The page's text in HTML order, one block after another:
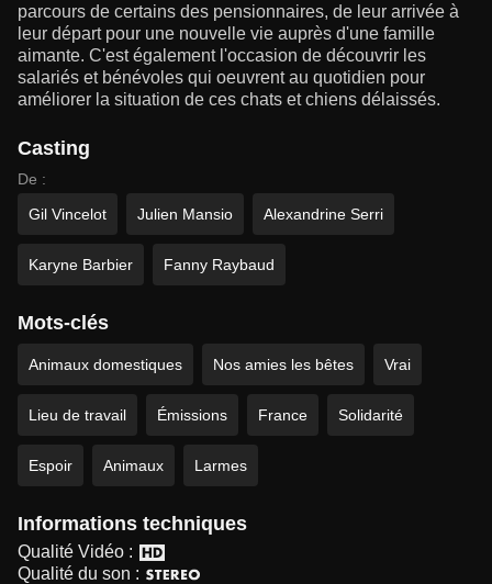
parcours de certains des pensionnaires, de leur arrivée à
leur départ pour une nouvelle vie auprès d'une famille
aimante. C'est également l'occasion de découvrir les
salariés et bénévoles qui oeuvrent au quotidien pour
améliorer la situation de ces chats et chiens délaissés.
Casting
De :
Gil Vincelot
Julien Mansio Alexandrine Serri
Karyne Barbier Fanny Raybaud
Mots-clés
Animaux domestiques Nos amies les bêtes Vrai
Lieu de travail Émissions France Solidarité
Espoir Animaux Larmes
Informations techniques
Qualité Vidéo :
Qualité du son :